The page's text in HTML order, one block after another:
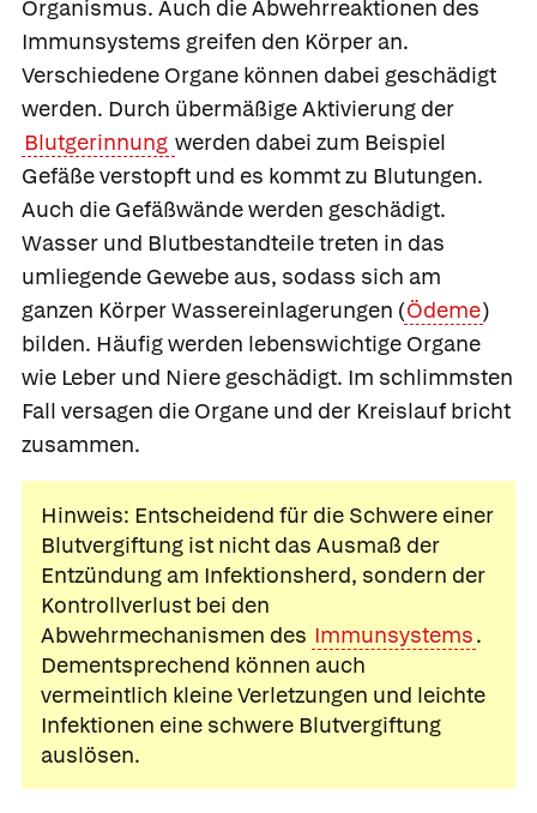
Organismus. Auch die Abwehrreaktionen des
Immunsystems greifen den Körper an.
Verschiedene Organe können dabei geschädigt
werden. Durch übermäßige Aktivierung der
Blutgerinnung werden dabei zum Beispiel
Gefäße verstopft und es kommt zu Blutungen.
Auch die Gefäßwände werden geschädigt.
Wasser und Blutbestandteile treten in das
umliegende Gewebe aus, sodass sich am
ganzen Körper Wassereinlagerungen (Ödeme)
bilden. Häufig werden lebenswichtige Organe
wie Leber und Niere geschädigt. Im schlimmsten
Fall versagen die Organe und der Kreislauf bricht
zusammen.
Hinweis: Entscheidend für die Schwere einer
Blutvergiftung ist nicht das Ausmaß der
Entzündung am Infektionsherd, sondern der
Kontrollverlust bei den
Abwehrmechanismen des Immunsystems.
Dementsprechend können auch
vermeintlich kleine Verletzungen und leichte
Infektionen eine schwere Blutvergiftung
auslösen.